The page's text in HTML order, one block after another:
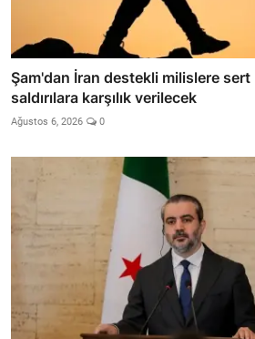
Şam'dan İran destekli milislere sert
saldırılara karşılık verilecek
Ağustos 6, 2026 0